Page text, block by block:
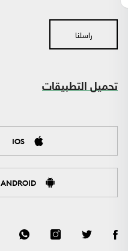
راسلنا
تحميل التطبيقات
IOS
ANDROID